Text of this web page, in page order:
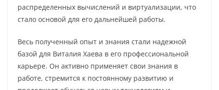
распределенных вычислений и виртуализации, что
стало основой для его дальнейшей работы.
Весь полученный опыт и знания стали надежной
базой для Виталия Хаева в его профессиональной
карьере. Он активно применяет свои знания в
работе, стремится к постоянному развитию и